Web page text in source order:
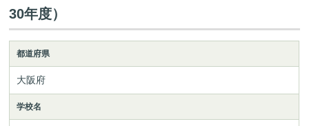
30年度）
都道府県
大阪府
学校名